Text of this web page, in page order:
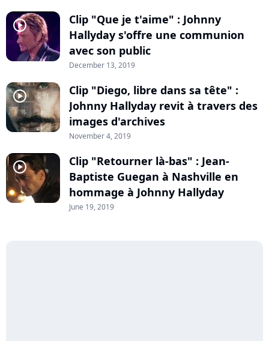
player2
Clip "Que je t'aime" : Johnny
Hallyday s'offre une communion
avec son public
December 13, 2019
player2
Clip "Diego, libre dans sa tête" :
Johnny Hallyday revit à travers des
images d'archives
November 4, 2019
player2
Clip "Retourner là-bas" : Jean-
Baptiste Guegan à Nashville en
hommage à Johnny Hallyday
June 19, 2019